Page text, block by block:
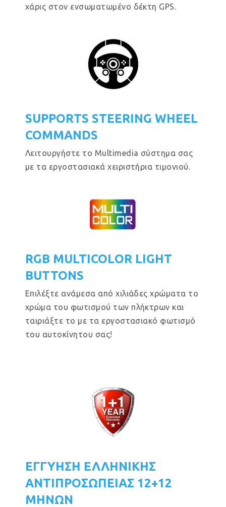
χάρις στον ενσωματωμένο δέκτη GPS.
SUPPORTS STEERING WHEEL
COMMANDS
Λειτουργήστε το Multimedia σύστημα σας
με τα εργοστασιακά χειριστήρια τιμονιού.
RGB MULTICOLOR LIGHT
BUTTONS
Επιλέξτε ανάμεσα από χιλιάδες χρώματα το
χρώμα του φωτισμού των πλήκτρων και
ταιριάξτε το με τα εργοστασιακό φωτισμό
του αυτοκίνητου σας!
ΕΓΓΥΗΣΗ ΕΛΛΗΝΙΚΗΣ
ΑΝΤΙΠΡΟΣΩΠΕΙΑΣ 12+12
ΜΗΝΩΝ